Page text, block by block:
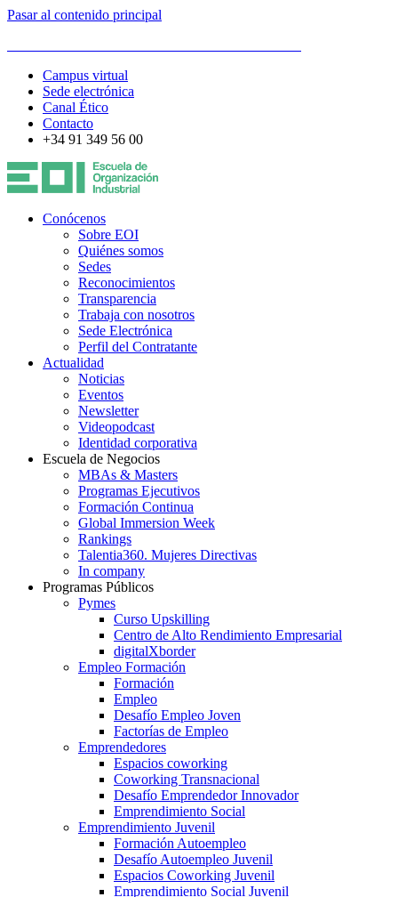
Pasar al contenido principal
Campus virtual
Sede electrónica
Canal Ético
Contacto
+34 91 349 56 00
Conócenos
Sobre EOI
Quiénes somos
Sedes
Reconocimientos
Transparencia
Trabaja con nosotros
Sede Electrónica
Perfil del Contratante
Actualidad
Noticias
Eventos
Newsletter
Videopodcast
Identidad corporativa
Escuela de Negocios
MBAs & Masters
Programas Ejecutivos
Formación Continua
Global Immersion Week
Rankings
Talentia360. Mujeres Directivas
In company
Programas Públicos
Pymes
Curso Upskilling
Centro de Alto Rendimiento Empresarial
digitalXborder
Empleo Formación
Formación
Empleo
Desafío Empleo Joven
Factorías de Empleo
Emprendedores
Espacios coworking
Coworking Transnacional
Desafío Emprendedor Innovador
Emprendimiento Social
Emprendimiento Juvenil
Formación Autoempleo
Desafío Autoempleo Juvenil
Espacios Coworking Juvenil
Emprendimiento Social Juvenil